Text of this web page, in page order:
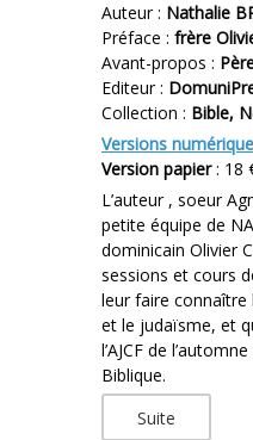
Auteur : Nathalie
Préface : frère
Avant-propos :
Editeur :
Collection : Bible,
Versions
Version papier: 18
L’auteur , soeur
petite équipe de
dominicain Olivier
sessions et cours
leur faire connaître
et le judaïsme, et
l’AJCF de
Biblique.
Suite